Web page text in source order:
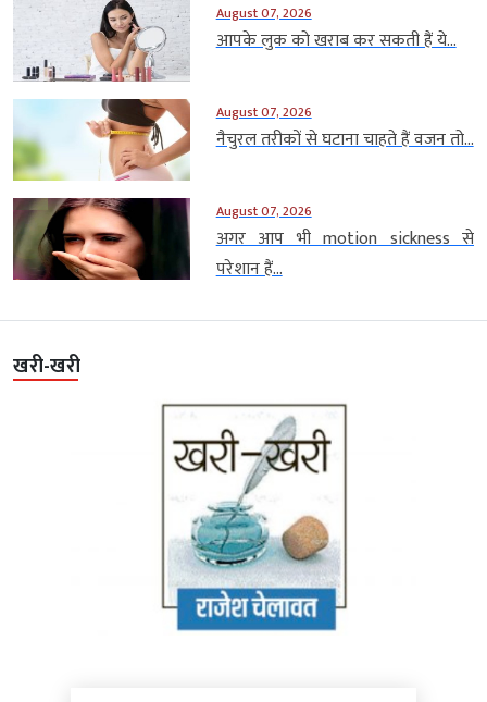
August 07, 2026
आपके लुक को खराब कर सकती हैं ये...
August 07, 2026
नैचुरल तरीकों से घटाना चाहते हैं वजन तो...
August 07, 2026
अगर आप भी motion sickness से
परेशान हैं...
खरी-खरी